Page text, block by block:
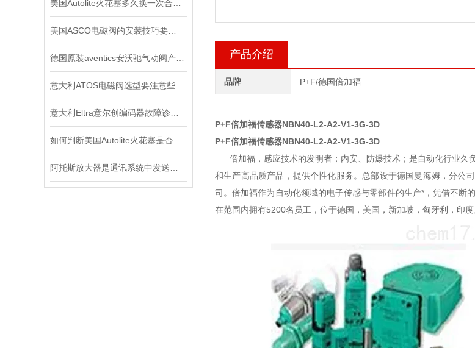
产品介绍
品牌 P+F/德国倍加福
P+F倍加福传感器NBN40-L2-A2-V1-3G-3D
P+F倍加福传感器NBN40-L2-A2-V1-3G-3D
倍加福，感应技术的发明者；内安、防爆技术；是自动化行业久
和生产高品质产品，提供个性化服务。总部设于德国曼海姆，分公
司。倍加福作为自动化领域的电子传感与零部件的生产*，凭借不
在范围内拥有5200名员工，位于德国，美国，新加坡，匈牙利，印